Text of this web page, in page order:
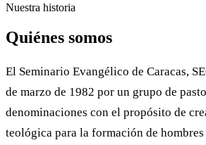
Nuestra historia
Quiénes somos
El Seminario Evangélico de Caracas,
de marzo de 1982 por un grupo de
denominaciones con el propósito de
teológica para la formación de hombres